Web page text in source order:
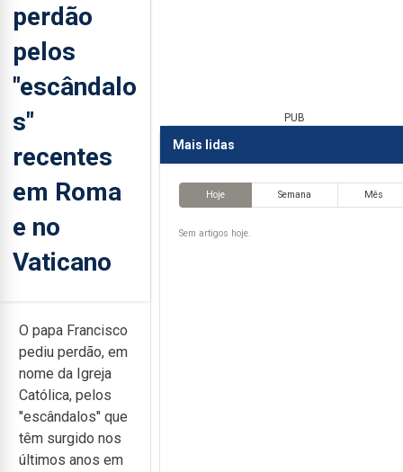
perdão
pelos
"escândalo
s"
recentes
em Roma
e no
Vaticano
O papa Francisco
pediu perdão, em
nome da Igreja
Católica, pelos
"escândalos" que
têm surgido nos
últimos anos em
PUB
Mais lidas
Hoje Semana Mês
Sem artigos hoje.